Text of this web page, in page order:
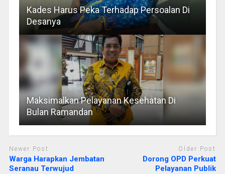
Kades Harus Peka Terhadap Persoalan Di
Desanya
Maksimalkan Pelayanan Kesehatan Di
Bulan Ramandan
Newer Post
Warga Harapkan Jembatan
Seranau Terwujud
Older Post
Dorong OPD Perkuat
Pelayanan Publik